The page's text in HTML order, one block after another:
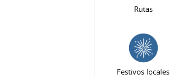
Rutas
Festivos locales